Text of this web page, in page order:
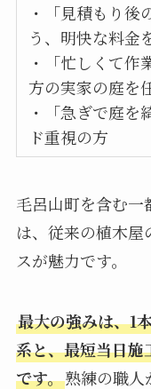
・「見積もり
う、明快な料金
・「忙しくて作
方の実家の庭を
・「急ぎで庭を
ド重視の方
毛呂山町を含む一
は、従来の植木
スが魅力です。
最大の強みは、1
系と、最短当日施
です。熟練の職人